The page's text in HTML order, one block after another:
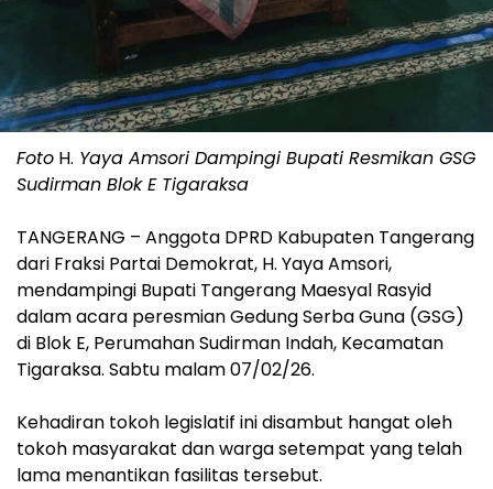
Foto H. Yaya Amsori Dampingi Bupati Resmikan GSG
Sudirman Blok E Tigaraksa
‎TANGERANG – Anggota DPRD Kabupaten Tangerang
dari Fraksi Partai Demokrat, H. Yaya Amsori,
mendampingi Bupati Tangerang Maesyal Rasyid
dalam acara peresmian Gedung Serba Guna (GSG)
di Blok E, Perumahan Sudirman Indah, Kecamatan
Tigaraksa. Sabtu malam 07/02/26.
‎Kehadiran tokoh legislatif ini disambut hangat oleh
tokoh masyarakat dan warga setempat yang telah
lama menantikan fasilitas tersebut.